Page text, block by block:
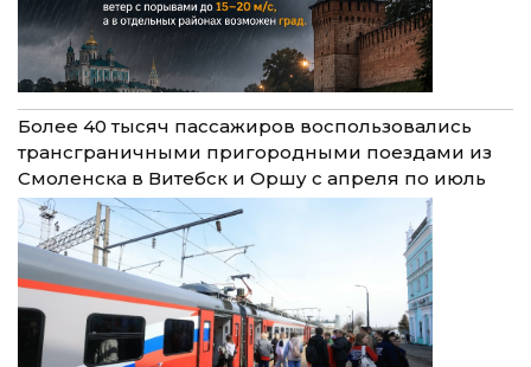
Более 40 тысяч пассажиров воспользовались
трансграничными пригородными поездами из
Смоленска в Витебск и Оршу с апреля по июль